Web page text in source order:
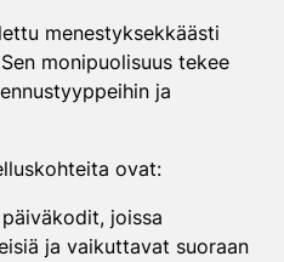
menestyksekkäästi
monipuolisuus tekee
ja
ovat:
joissa
ja vaikuttavat suoraan